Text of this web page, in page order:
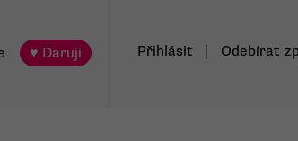
♥ Daruji Přihlásit Odebírat